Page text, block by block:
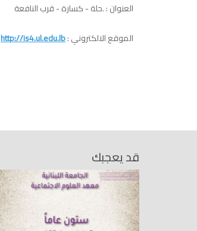
العنوان : .حلة - كسارة - قرب النافعة
الموقع الالكتروني :http://is4.ul.edu.lb
قد يعجبك